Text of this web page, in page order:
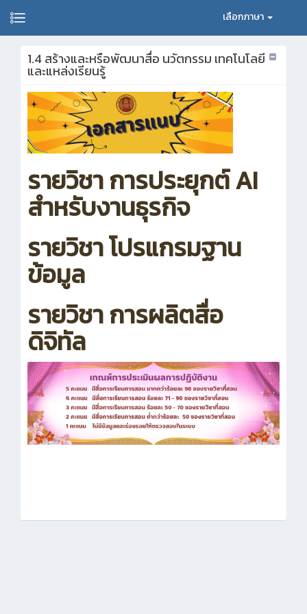
เลือกภาษา
1.4 สร้างและหรือพัฒนาสื่อ นวัตกรรม เทคโนโลยี
และแหล่งเรียนรู้
รายวิชา การประยุกต์ AI
สำหรับงานธุรกิจ
รายวิชา โปรแกรมฐาน
ข้อมูล
รายวิชา การผลิตสื่อ
ดิจิทัล